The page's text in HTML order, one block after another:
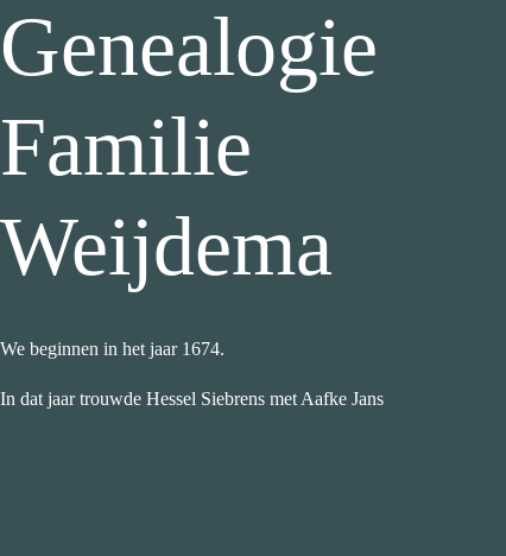
Genealogie
Familie
Weijdema
We beginnen in het jaar 1674.
In dat jaar trouwde Hessel Siebrens met Aafke Jans